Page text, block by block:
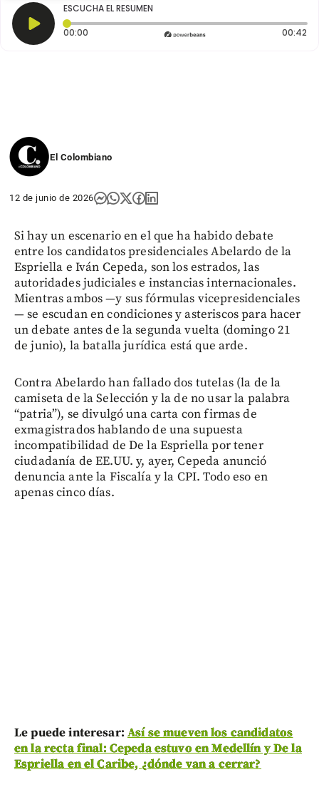
ESCUCHA EL RESUMEN
00:00 Tiempo transcurrido: 0 segundos 00:42
El Colombiano
12 de junio de 2026
Si hay un escenario en el que ha habido debate
entre los candidatos presidenciales Abelardo de la
Espriella e Iván Cepeda, son los estrados, las
autoridades judiciales e instancias internacionales.
Mientras ambos —y sus fórmulas vicepresidenciales
— se escudan en condiciones y asteriscos para hacer
un debate antes de la segunda vuelta (domingo 21
de junio), la batalla jurídica está que arde.
Contra Abelardo han fallado dos tutelas (la de la
camiseta de la Selección y la de no usar la palabra
“patria”), se divulgó una carta con firmas de
exmagistrados hablando de una supuesta
incompatibilidad de De la Espriella por tener
ciudadanía de EE.UU. y, ayer, Cepeda anunció
denuncia ante la Fiscalía y la CPI. Todo eso en
apenas cinco días.
Le puede interesar: Así se mueven los candidatos
en la recta final: Cepeda estuvo en Medellín y De la
Espriella en el Caribe, ¿dónde van a cerrar?